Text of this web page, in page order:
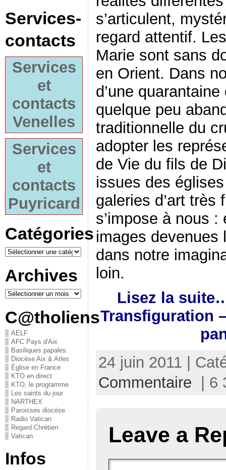
Services-
contacts
Services
et
contacts
Venelles
Services
et
contacts
Puyricard
Catégories
Archives
C@tholiens
AELF
AFC Pays d'Aix
Basiliques papales
Diocèse Aix & Arles
Église en France
KTO en direct
KTO, le programme
Les saints du jour
NARTHEX
Paroisses diocèse
Radio Vatican
Regard Chrétien
Vatican
Infos
s’articulent,
regard attentif.
Marie sont sans
en Orient. Dans
d’une quarantaine
quelque peu
traditionnelle du
adopter les
de Vie du fils de
issues des
galeries d’art très
s’impose à nous :
images devenues
dans notre
loin.
Lisez la
Transfiguration
24 juin 2011 |
Commentaire | 6
Leave a